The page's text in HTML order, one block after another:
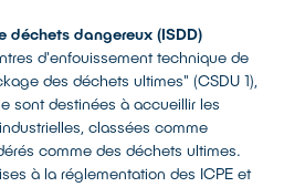
dangereux (ISDD)
d'enfouissement technique de
des déchets ultimes" (CSDU 1),
sont destinées à accueillir les
classées comme
comme des déchets ultimes.
à la réglementation des ICPE et